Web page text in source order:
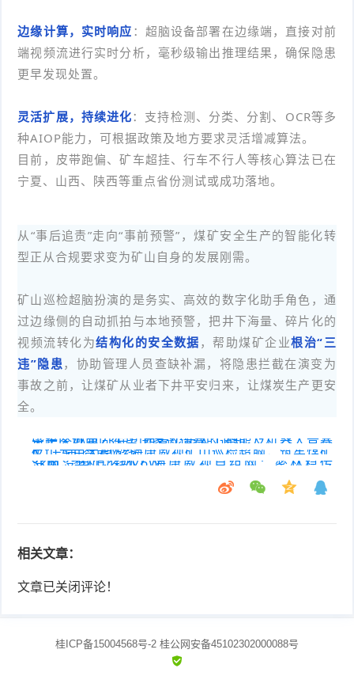
边缘计算，实时响应 ：超脑设备部署在边缘端，直接对前
端视频流进行实时分析，毫秒级输出推理结果，确保隐患
更早发现处置。
灵活扩展，持续进化：支持检测、分类、分割、OCR等多
种AIOP能力，可根据政策及地方要求灵活增减算法。
目前，皮带跑偏、矿车超挂、行车不行人等核心算法已在
宁夏、山西、陕西等重点省份测试或成功落地。
从“事后追责”走向“事前预警”，煤矿安全生产的智能化转
型正从合规要求变为矿山自身的发展刚需。
矿山巡检超脑扮演的是务实、高效的数字化助手角色，通
过边缘侧的自动抓拍与本地预警，把井下海量、碎片化的
视频流转化为结构化的安全数据 ，帮助煤矿企业根治“三
违”隐患 ，协助管理人员查缺补漏，将隐患拦截在演变为
事故之前，让煤矿从业者下井平安归来，让煤炭生产更安
全。
关于举办第23届广西青少年人工智能及机器人竞赛暨跨区域面向东盟国家邀请赛的通知
矿山专用大模型:海康威视矿山巡检超脑，筑牢煤矿反“三违”智能防线
没网没电怎么办？海康威视自组网：密林稳传3km，整机功耗仅6W
相关文章：
文章已关闭评论！
桂ICP备15004568号-2 桂公网安备45102302000088号